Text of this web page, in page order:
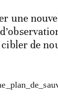
une
de